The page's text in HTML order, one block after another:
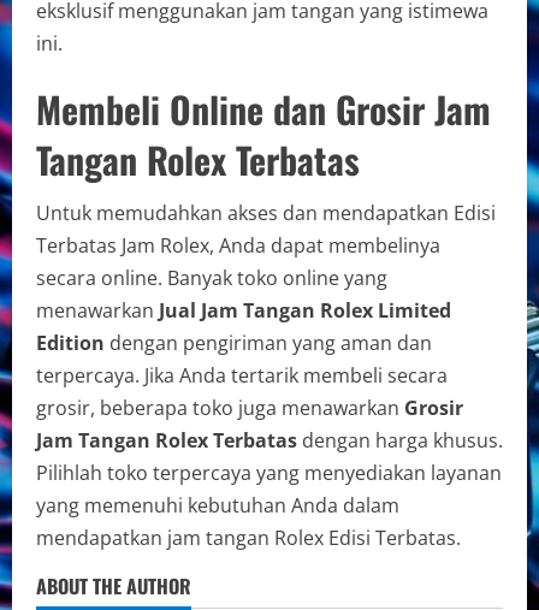
eksklusif menggunakan jam tangan yang istimewa
ini.
Membeli Online dan Grosir Jam
Tangan Rolex Terbatas
Untuk memudahkan akses dan mendapatkan Edisi
Terbatas Jam Rolex, Anda dapat membelinya
secara online. Banyak toko online yang
menawarkan Jual Jam Tangan Rolex Limited
Edition dengan pengiriman yang aman dan
terpercaya. Jika Anda tertarik membeli secara
grosir, beberapa toko juga menawarkan Grosir
Jam Tangan Rolex Terbatas dengan harga khusus.
Pilihlah toko terpercaya yang menyediakan layanan
yang memenuhi kebutuhan Anda dalam
mendapatkan jam tangan Rolex Edisi Terbatas.
ABOUT THE AUTHOR